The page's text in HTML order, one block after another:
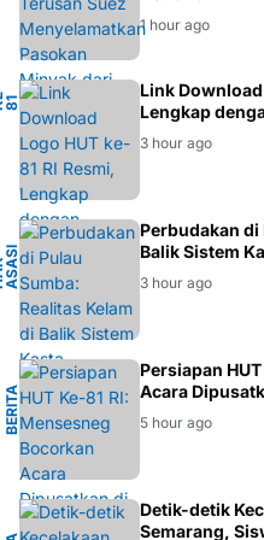
1 hour ago
1
Link Download
Lengkap
3 hour ago
I
UA
Perbudakan di
Balik Sistem
3 hour ago
B
E
R
I
T
A
N
A
S
I
O
N
AL
Persiapan
Acara
5 hour ago
Detik-detik
Semarang,